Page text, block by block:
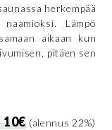
herkempää
Lämpö
aikaan kun
pitäen sen
(alennus 22%)